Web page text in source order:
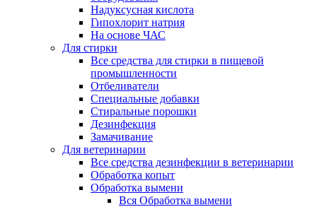
Надуксусная кислота
Гипохлорит натрия
На основе ЧАС
Для стирки
Все средства для стирки в пищевой
промышленности
Отбеливатели
Специальные добавки
Стиральные порошки
Дезинфекция
Замачивание
Для ветеринарии
Все средства дезинфекции в ветеринарии
Обработка копыт
Обработка вымени
Вся Обработка вымени